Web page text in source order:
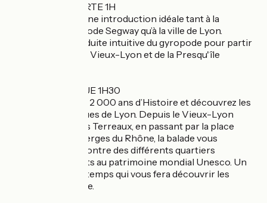
LYON DÉCOUVERTE 1H
Cette balade est une introduction idéale tant à la
pratique du gyropode Segway qu’à la ville de Lyon.
Profitez de la conduite intuitive du gyropode pour partir
à la découverte du Vieux-Lyon et de la Presqu'île
LYON HISTORIQUE 1H30
Remontez plus de 2 000 ans d’Histoire et découvrez les
lieux emblématiques de Lyon. Depuis le Vieux-Lyon
jusqu'à la place des Terreaux, en passant par la place
Bellecour et les berges du Rhône, la balade vous
emmène à la rencontre des différents quartiers
historiques inscrits au patrimoine mondial Unesco. Un
parcours au fil du temps qui vous fera découvrir les
richesses de la ville.